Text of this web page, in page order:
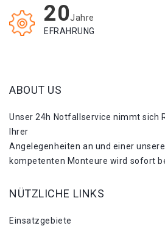
20Jahre
EFRAHRUNG
ABOUT US
Unser 24h Notfallservice nimmt sich
Ihrer
Angelegenheiten an und einer
kompetenten Monteure wird sofort
NÜTZLICHE LINKS
Einsatzgebiete